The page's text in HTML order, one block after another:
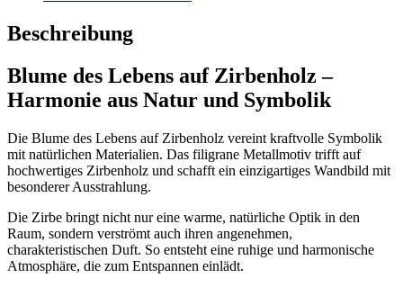
Beschreibung
Blume des Lebens auf Zirbenholz –
Harmonie aus Natur und Symbolik
Die Blume des Lebens auf Zirbenholz vereint kraftvolle Symbolik
mit natürlichen Materialien. Das filigrane Metallmotiv trifft auf
hochwertiges Zirbenholz und schafft ein einzigartiges Wandbild mit
besonderer Ausstrahlung.
Die Zirbe bringt nicht nur eine warme, natürliche Optik in den
Raum, sondern verströmt auch ihren angenehmen,
charakteristischen Duft. So entsteht eine ruhige und harmonische
Atmosphäre, die zum Entspannen einlädt.